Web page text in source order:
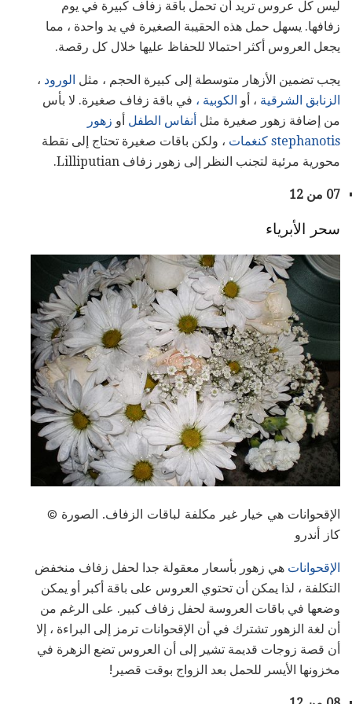
ليس كل عروس تريد أن تحمل باقة زفاف كبيرة في يوم
زفافها. يسهل حمل هذه الحقيبة الصغيرة في يد واحدة ، مما
يجعل العروس أكثر احتمالا للحفاظ عليها خلال كل رقصة.
يجب تضمين الأزهار متوسطة إلى كبيرة الحجم ، مثل الورود ،
الزنابق الشرقية ، أو الكوبية ، في باقة زفاف صغيرة. لا بأس
من إضافة زهور صغيرة مثل أنفاس الطفل أو زهور
stephanotis كنغمات
، ولكن باقات صغيرة تحتاج إلى نقطة
محورية مرئية لتجنب النظر إلى زهور زفاف Lilliputian.
07 من 12
سحر الأبرياء
الإقحوانات هي خيار غير مكلفة لباقات الزفاف. الصورة ©
كاز أندرو
الإقحوانات هي زهور بأسعار معقولة جدا لحفل زفاف منخفض
التكلفة ، لذا يمكن أن تحتوي العروس على باقة أكبر أو يمكن
وضعها في باقات العروسة لحفل زفاف كبير. على الرغم من
أن لغة الزهور تشترك في أن الإقحوانات ترمز إلى البراءة ، إلا
أن قصة زوجات قديمة تشير إلى أن العروس تضع الزهرة في
مخزونها الأيسر للحمل بعد الزواج بوقت قصير!